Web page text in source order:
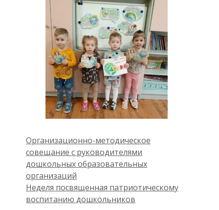
Организационно-методическое
совещание с руководителями
дошкольных образовательных
организаций
Неделя посвященная патриотическому
воспитанию дошкольников